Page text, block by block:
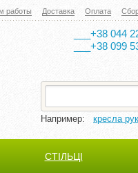
работы Доставка Оплата
___+38 044
___+38 099
Например: кресла
СТІЛЬЦІ